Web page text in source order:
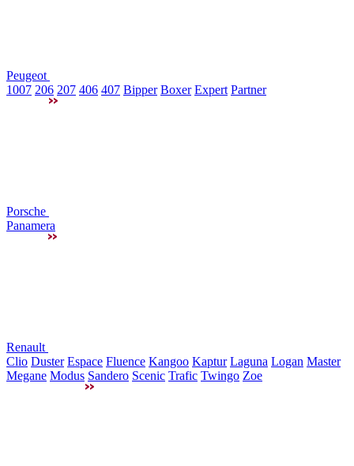
Peugeot
1007 206 207 406 407 Bipper Boxer Expert Partner
Porsche
Panamera
Renault
Clio Duster Espace Fluence Kangoo Kaptur Laguna Logan Master
Megane Modus Sandero Scenic Trafic Twingo Zoe